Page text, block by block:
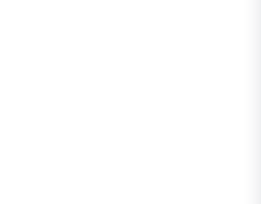
ny sensorteknologi for bedre